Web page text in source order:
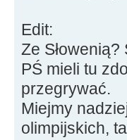
Edit:
Ze
PŚ mieli tu
przegrywać.
Miejmy
olimpijskich,